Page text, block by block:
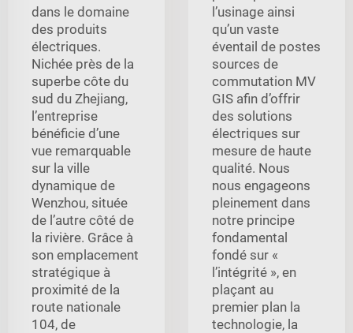
dans le domaine
des produits
électriques.
Nichée près de la
superbe côte du
sud du Zhejiang,
l’entreprise
bénéficie d’une
vue remarquable
sur la ville
dynamique de
Wenzhou, située
de l’autre côté de
la rivière. Grâce à
son emplacement
stratégique à
proximité de la
route nationale
104, de
l’usinage ainsi
qu’un vaste
éventail de postes
sources de
commutation MV
GIS afin d’offrir
des solutions
électriques sur
mesure de haute
qualité. Nous
nous engageons
pleinement dans
notre principe
fondamental
fondé sur «
l’intégrité », en
plaçant au
premier plan la
technologie, la